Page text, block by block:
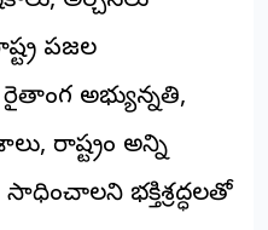
ప్రజల
అభ్యున్నతి,
రాష్ట్రం అన్ని
భక్తిశ్రద్ధలతో